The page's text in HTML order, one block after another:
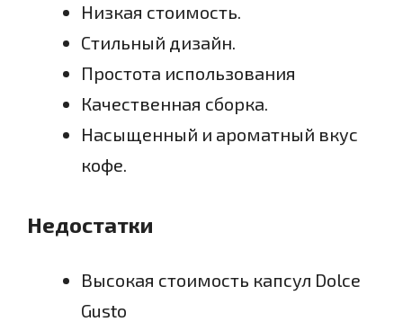
Низкая стоимость.
Стильный дизайн.
Простота использования
Качественная сборка.
Насыщенный и ароматный вкус
кофе.
Недостатки
Высокая стоимость капсул Dolce
Gusto